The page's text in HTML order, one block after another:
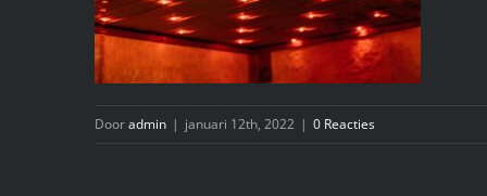
Dooradmin | januari 12th, 2022 | 0 Reacties